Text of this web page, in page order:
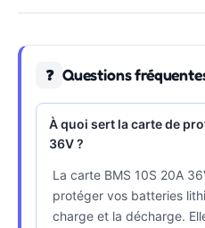
❓ Questions
À quoi sert la carte de
36V ?
La carte BMS 10S 20A
protéger vos batteries
charge et la décharge.